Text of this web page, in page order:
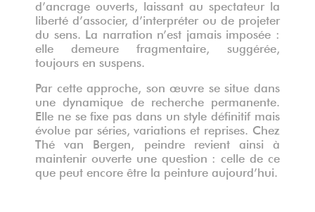
d’ancrage ouverts, laissant au spectateur la
liberté d’associer, d’interpréter ou de projeter
du sens. La narration n’est jamais imposée :
elle demeure fragmentaire, suggérée,
toujours en suspens.
Par cette approche, son œuvre se situe dans
une dynamique de recherche permanente.
Elle ne se fixe pas dans un style définitif mais
évolue par séries, variations et reprises. Chez
Thé van Bergen, peindre revient ainsi à
maintenir ouverte une question : celle de ce
que peut encore être la peinture aujourd’hui.